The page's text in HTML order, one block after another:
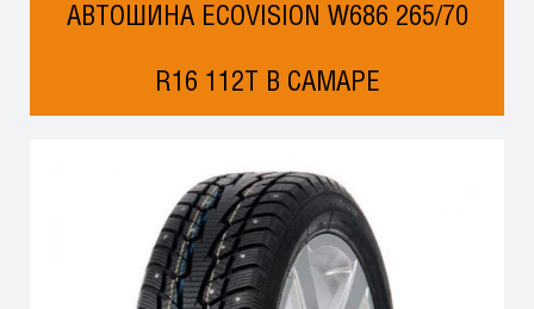
АВТОШИНА ECOVISION W686 265/70
R16 112T В САМАРЕ